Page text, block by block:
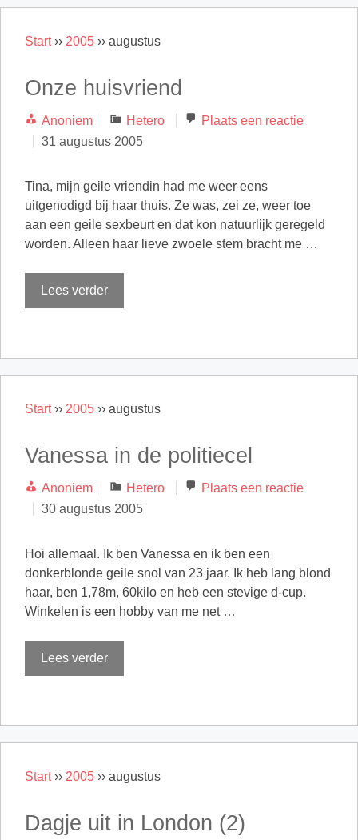
Start›› 2005 ›› augustus
Onze huisvriend
Anoniem Categorieën
Hetero
Plaats een reactie
31 augustus 2005
Tina, mijn geile vriendin had me weer eens
uitgenodigd bij haar thuis. Ze was, zei ze, weer toe
aan een geile sexbeurt en dat kon natuurlijk geregeld
worden. Alleen haar lieve zwoele stem bracht me …
Lees verder
Start›› 2005 ›› augustus
Vanessa in de politiecel
Anoniem Categorieën
Hetero
Plaats een reactie
30 augustus 2005
Hoi allemaal. Ik ben Vanessa en ik ben een
donkerblonde geile snol van 23 jaar. Ik heb lang blond
haar, ben 1,78m, 60kilo en heb een stevige d-cup.
Winkelen is een hobby van me net …
Lees verder
Start›› 2005 ›› augustus
Dagje uit in London (2)